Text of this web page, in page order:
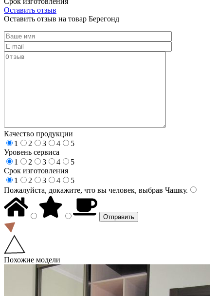
Оставить отзыв
Оставить отзыв на товар Берегонд
Качество продукции
1
2 3 4
5
Уровень сервиса
1
2 3 4
5
Срок изготовления
1
2 3 4
5
Пожалуйста, докажите, что вы человек, выбрав Чашку.
Похожие модели